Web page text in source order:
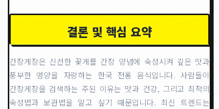
결론 및 핵심 요약
간장게장은 신선한 꽃게를 간장 양념에 숙성시켜 깊은 맛과
풍부한 영양을 자랑하는 한국 전통 음식입니다. 사람들이
간장게장을 검색하는 주된 이유는 맛과 건강, 그리고 최적의
숙성법과 보관법을 알고 싶기 때문입니다. 최신 트렌드는